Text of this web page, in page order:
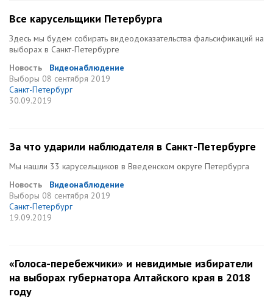
Все карусельщики Петербурга
Здесь мы будем собирать видеодоказательства фальсификаций на
выборах в Санкт-Петербурге
Новость
Видеонаблюдение
Выборы 08 сентября 2019
Санкт-Петербург
30.09.2019
За что ударили наблюдателя в Санкт-Петербурге
Мы нашли 33 карусельщиков в Введенском округе Петербурга
Новость
Видеонаблюдение
Выборы 08 сентября 2019
Санкт-Петербург
19.09.2019
«Голоса-перебежчики» и невидимые избиратели
на выборах губернатора Алтайского края в 2018
году